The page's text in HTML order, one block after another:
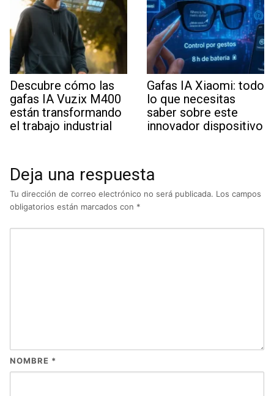
Descubre cómo las
gafas IA Vuzix M400
están transformando
el trabajo industrial
Gafas IA Xiaomi: todo
lo que necesitas
saber sobre este
innovador dispositivo
Deja una respuesta
Tu dirección de correo electrónico no será publicada. Los campos
obligatorios están marcados con *
NOMBRE *